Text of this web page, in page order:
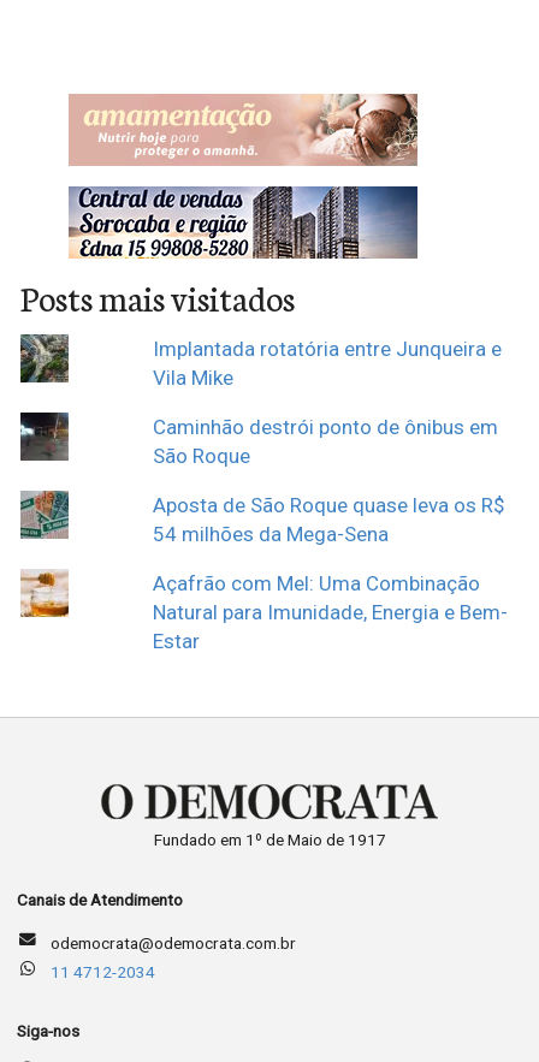
Posts mais visitados
Implantada rotatória entre Junqueira e
Vila Mike
Caminhão destrói ponto de ônibus em
São Roque
Aposta de São Roque quase leva os R$
54 milhões da Mega-Sena
Açafrão com Mel: Uma Combinação
Natural para Imunidade, Energia e Bem-
Estar
Fundado em 1º de Maio de 1917
Canais de Atendimento
odemocrata@odemocrata.com.br
11 4712-2034
Siga-nos